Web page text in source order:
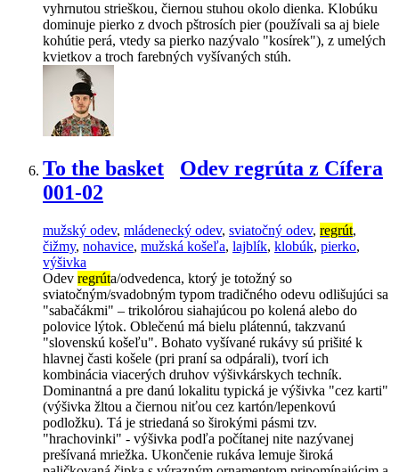
vyhrnutou strieškou, čiernou stuhou okolo dienka. Klobúku
dominuje pierko z dvoch pštrosích pier (používali sa aj biele
kohútie perá, vtedy sa pierko nazývalo "kosírek"), z umelých
kvietkov a troch farebných vyšívaných stúh.
To the basket
Odev regrúta z Cífera
001-02
mužský odev, mládenecký odev, sviatočný odev, regrút,
čižmy, nohavice, mužská košeľa, lajblík, klobúk, pierko,
výšivka
Odev regrúta/odvedenca, ktorý je totožný so
sviatočným/svadobným typom tradičného odevu odlišujúci sa
"sabačákmi" – trikolórou siahajúcou po kolená alebo do
polovice lýtok. Oblečenú má bielu plátennú, takzvanú
"slovenskú košeľu". Bohato vyšívané rukávy sú prišité k
hlavnej časti košele (pri praní sa odpárali), tvorí ich
kombinácia viacerých druhov výšivkárskych techník.
Dominantná a pre danú lokalitu typická je výšivka "cez karti"
(výšivka žltou a čiernou niťou cez kartón/lepenkovú
podložku). Tá je striedaná so širokými pásmi tzv.
"hrachovinki" - výšivka podľa počítanej nite nazývanej
prešívaná mriežka. Ukončenie rukáva lemuje široká